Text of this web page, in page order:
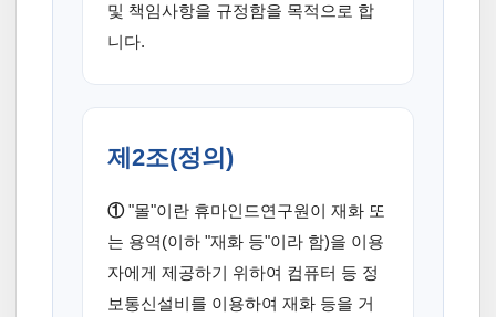
및 책임사항을 규정함을 목적으로 합
니다.
제2조(정의)
①"몰"이란 휴마인드연구원이 재화 또
는 용역(이하 "재화 등"이라 함)을 이용
자에게 제공하기 위하여 컴퓨터 등 정
보통신설비를 이용하여 재화 등을 거